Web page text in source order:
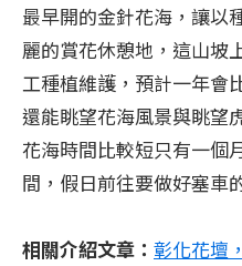
最早開的金針花海，讓以
麗的賞花休憩地，這山坡
工種植維護，預計一年會
還能眺望花海風景與眺望
花海時間比較短只有一個
間，假日前往要做好塞車
相關介紹文章： 彰化花壇